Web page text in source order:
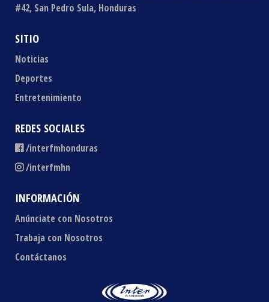
#42, San Pedro Sula, Honduras
SITIO
Noticias
Deportes
Entretenimiento
REDES SOCIALES
/interfmhonduras
/interfmhn
INFORMACIÓN
Anúnciate con Nosotros
Trabaja con Nosotros
Contáctanos